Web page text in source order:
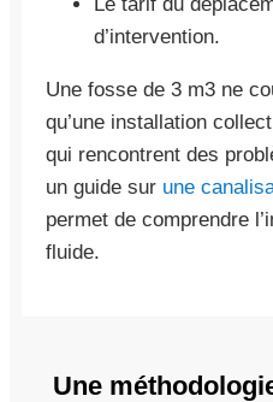
d’intervention.
Une fosse de 3 m3 ne
qu’une installation
qui rencontrent des
un guide sur une
permet de comprendre
fluide.
Une